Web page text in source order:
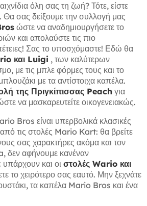
όλη σας τη ζωή? Τότε, είστε
Θα σας δείξουμε την συλλογή μας
ώστε να αναδημιουργήσετε το
και απολαύστε τις πιο
Σας το υποσχόμαστε! Εδώ θα
και Luigi , των καλύτερων
με τις μπλε φόρμες τους και το
με τα αντίστοιχα καπέλα.
της Πριγκίπισσας Peach για
να μασκαρευτείτε οικογενειακώς.
Bros είναι υπερβολικά κλασικές
από τις στολές Mario Kart: θα βρείτε
σας χαρακτήρες ακόμα και τον
δεν αφήνουμε κανέναν
και οι στολές Wario και
το χειρότερο σας εαυτό. Μην ξεχνάτε
τα καπέλα Mario Bros και ένα